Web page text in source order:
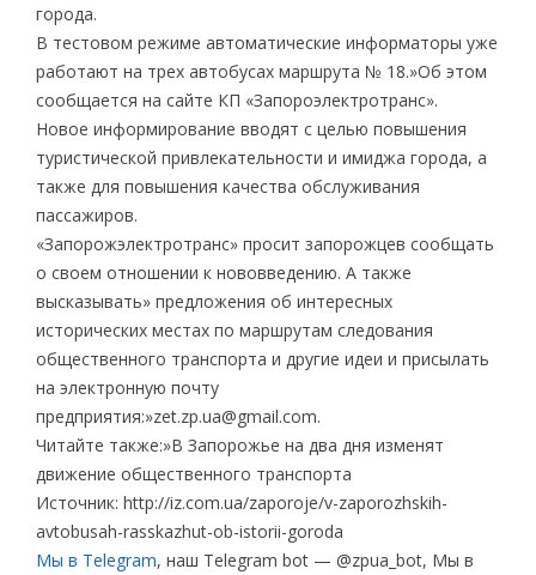
города.
В тестовом режиме автоматические информаторы уже
работают на трех автобусах маршрута № 18.»Об этом
сообщается на сайте КП «Запороэлектротранс».
Новое информирование вводят с целью повышения
туристической привлекательности и имиджа города, а
также для повышения качества обслуживания
пассажиров.
«Запорожэлектротранс» просит запорожцев сообщать
о своем отношении к нововведению. А также
высказывать» предложения об интересных
исторических местах по маршрутам следования
общественного транспорта и другие идеи и присылать
на электронную почту
предприятия:»zet.zp.ua@gmail.com.
Читайте также:»В Запорожье на два дня изменят
движение общественного транспорта
Источник: http://iz.com.ua/zaporoje/v-zaporozhskih-
avtobusah-rasskazhut-ob-istorii-goroda
Мы в Telegram, наш Telegram bot — @zpua_bot, Мы в